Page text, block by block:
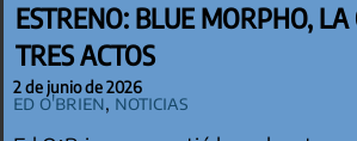
ESTRENO: BLUE MORPHO,
TRES ACTOS
2 de junio de 2026
Ed O'Brien, Noticias